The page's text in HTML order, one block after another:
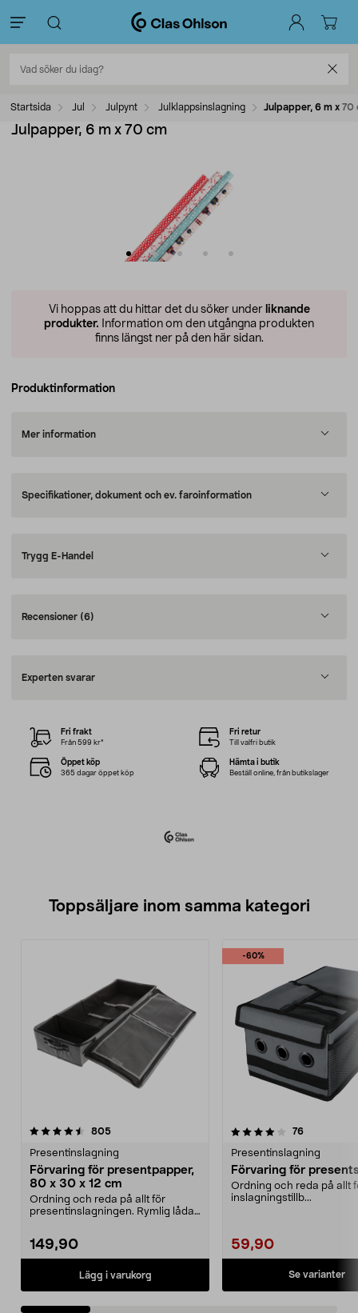
Startsida Jul Julpynt Julklappsinslagning Julpapper, 6 m x 70
Julpapper, 6 m x 70 cm
Vi hoppas att du hittar det du söker under liknande
produkter. Information om den utgångna produkten
finns längst ner på den här sidan.
Produktinformation
Mer information
Specifikationer, dokument och ev. faroinformation
Trygg E-Handel
Recensioner (6)
Experten svarar
Fri frakt
Från 599 kr*
Fri retur
Till valfri butik
Öppet köp
365 dagar öppet köp
Hämta i butik
Beställ online, från butikslager
Toppsäljare inom samma kategori
805recensioner
Presentinslagning
Förvaring för presentpapper,
80 x 30 x 12 cm
Ordning och reda på allt för
presentinslagningen. Rymlig låda
149,90
Lägg i varukorg
-60%
4.0 av 5 stjärnor 76recensioner
Presentinslagning
Förvaring för
Ordning och reda på allt
inslagningstillb...
59,90
Se varianter
4.5 av 5 stjärnor